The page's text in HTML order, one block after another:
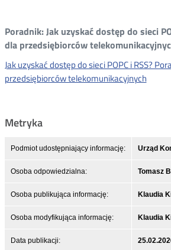
Poradnik: Jak uzyskać dostęp do sieci
dla przedsiębiorców
Jak uzyskać dostęp do sieci POPC i RSS?
przedsiębiorców telekomunikacyjnych
Metryka
Podmiot udostępniający informację: Urząd
Osoba odpowiedzialna: Tomasz
Osoba publikująca informację: Klaudia
Osoba modyfikująca informację: Klaudia
Data publikacji: